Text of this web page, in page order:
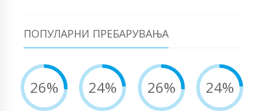
ПОПУЛАРНИ ПРЕБАРУВАЊА
26% 24% 26% 24%